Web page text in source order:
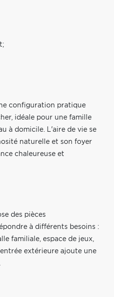
configuration pratique
idéale pour une famille
à domicile. L'aire de vie se
naturelle et son foyer
chaleureuse et
des pièces
à différents besoins :
familiale, espace de jeux,
extérieure ajoute une